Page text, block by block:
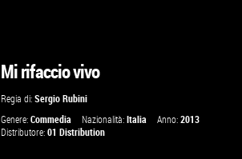
Mi rifaccio vivo
Regia di:Sergio Rubini
Genere:Commedia Nazionalità:Italia Anno:2013
Distributore:01 Distribution